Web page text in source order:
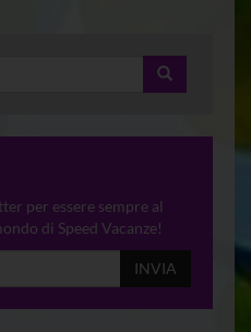
per essere sempre al
di Speed Vacanze!
INVIA